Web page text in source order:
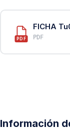
PDF
FICHA
PDF
Información